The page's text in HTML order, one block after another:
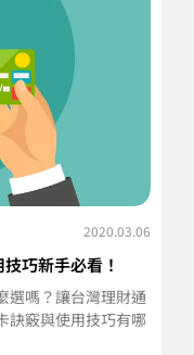
2020.03.06
巧新手必看！
選嗎？讓台灣理財通
訣竅與使用技巧有哪